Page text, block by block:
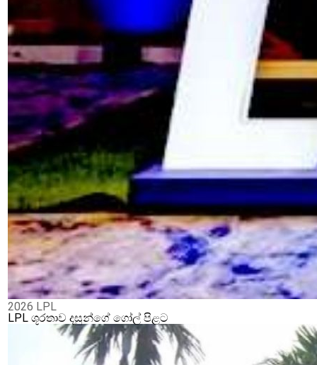
2026 LPL
LPL ශූරතාව දසුන්ගේ ගෝල් පිළට